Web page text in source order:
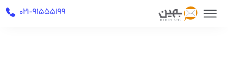
021-91555199